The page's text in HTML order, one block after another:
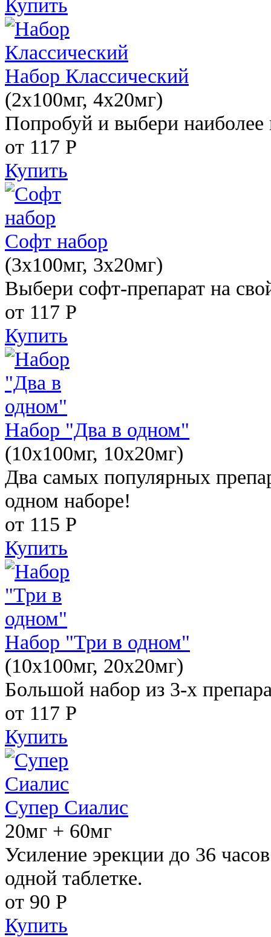
Набор Классический
(2x100мг, 4x20мг)
Попробуй и выбери наиболее
от 117 Р
Купить
Софт набор
(3x100мг, 3x20мг)
Выбери софт-препарат на
от 117 Р
Купить
Набор "Два в одном"
(10x100мг, 10x20мг)
Два самых популярных
одном наборе!
от 115 Р
Купить
Набор "Три в одном"
(10x100мг, 20x20мг)
Большой набор из 3-х
от 117 Р
Купить
Супер Сиалис
20мг + 60мг
Усиление эрекции до 36
одной таблетке.
от 90 Р
Купить